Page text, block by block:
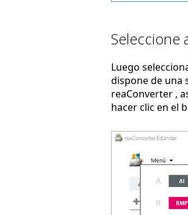
Seleccione
Luego
dispone de una
reaConverter ,
hacer clic en el